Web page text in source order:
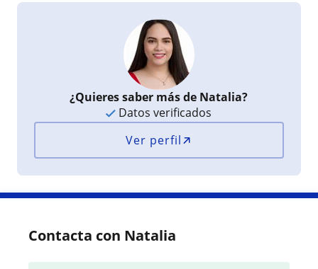
¿Quieres saber más de Natalia?
Datos verificados
Ver perfil
Contacta con Natalia